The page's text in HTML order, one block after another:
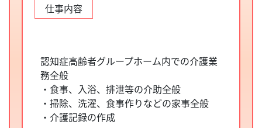
仕事内容
認知症高齢者グループホーム内での介護業
務全般
・食事、入浴、排泄等の介助全般
・掃除、洗濯、食事作りなどの家事全般
・介護記録の作成